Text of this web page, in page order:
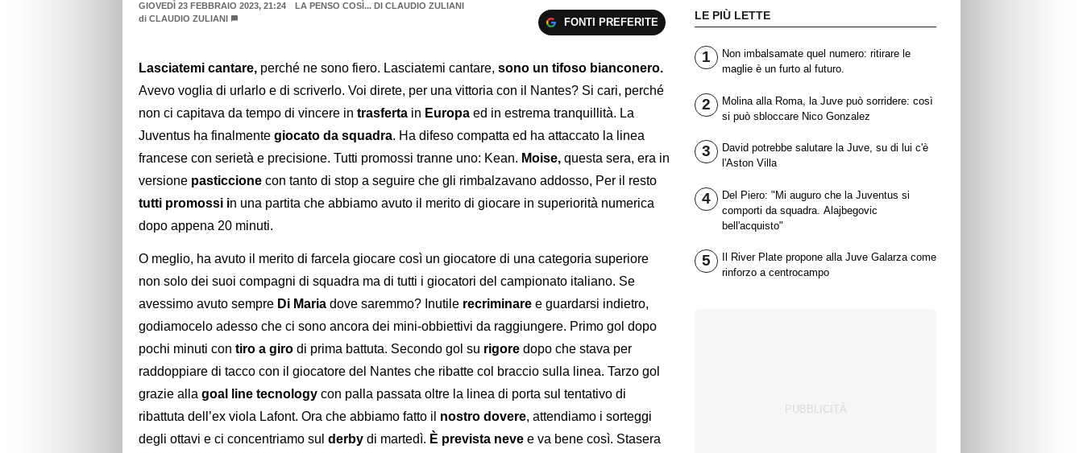
GIOVEDÌ 23 FEBBRAIO 2023, 21:24
LA PENSO COSÌ... DI CLAUDIO ZULIANI
di CLAUDIO ZULIANI FONTI PREFERITE
Lasciatemi cantare, perché ne sono fiero. Lasciatemi cantare, sono un tifoso bianconero.
Avevo voglia di urlarlo e di scriverlo. Voi direte, per una vittoria con il Nantes? Si cari, perché
non ci capitava da tempo di vincere in trasferta in Europa ed in estrema tranquillità. La
Juventus ha finalmente giocato da squadra. Ha difeso compatta ed ha attaccato la linea
francese con serietà e precisione. Tutti promossi tranne uno: Kean. Moise, questa sera, era in
versione pasticcione con tanto di stop a seguire che gli rimbalzavano addosso, Per il resto
tutti promossi in una partita che abbiamo avuto il merito di giocare in superiorità numerica
dopo appena 20 minuti.
O meglio, ha avuto il merito di farcela giocare così un giocatore di una categoria superiore
non solo dei suoi compagni di squadra ma di tutti i giocatori del campionato italiano. Se
avessimo avuto sempre Di Maria dove saremmo? Inutile recriminare e guardarsi indietro,
godiamocelo adesso che ci sono ancora dei mini-obbiettivi da raggiungere. Primo gol dopo
pochi minuti con tiro a giro di prima battuta. Secondo gol su rigore dopo che stava per
raddoppiare di tacco con il giocatore del Nantes che ribatte col braccio sulla linea. Tarzo gol
grazie alla goal line tecnology con palla passata oltre la linea di porta sul tentativo di
ribattuta dell’ex viola Lafont. Ora che abbiamo fatto il nostro dovere, attendiamo i sorteggi
degli ottavi e ci concentriamo sul derby di martedì. È prevista neve e va bene così. Stasera
LE PIÙ LETTE
1
Non imbalsamate quel numero: ritirare le
maglie è un furto al futuro.
2
Molina alla Roma, la Juve può sorridere: così
si può sbloccare Nico Gonzalez
3
David potrebbe salutare la Juve, su di lui c'è
l'Aston Villa
4
Del Piero: "Mi auguro che la Juventus si
comporti da squadra. Alajbegovic
bell'acquisto"
5
Il River Plate propone alla Juve Galarza come
rinforzo a centrocampo